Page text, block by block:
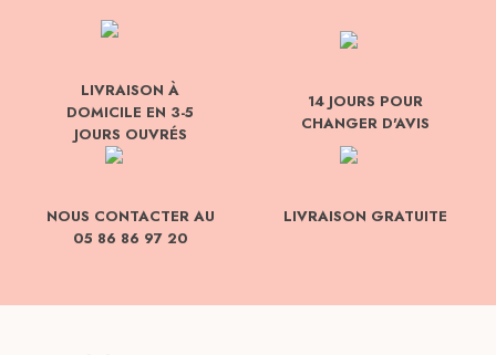
LIVRAISON À
DOMICILE EN 3-5
JOURS OUVRÉS
14 JOURS POUR
CHANGER D'AVIS
NOUS CONTACTER AU
05 86 86 97 20
LIVRAISON GRATUITE